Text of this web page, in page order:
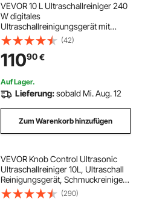
VEVOR 10 L Ultraschallreiniger 240
W digitales
Ultraschallreinigungsgerät mit
Schonmodus & verbesserter
Entgasung, 40 kHz industrieller
Schmuckreiniger mit Heizung &
Timer, für Brillen Uhren Schwarz
(42)
11090€
Auf Lager.
Lieferung:sobald Mi. Aug. 12
Zum Warenkorb hinzufügen
VEVOR Knob Control Ultrasonic
Ultraschallreiniger 10L, Ultraschall
Reinigungsgerät, Schmuckreiniger
Ultraschall digitaler(290)